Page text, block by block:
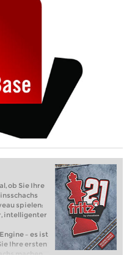
ob Sie Ihre
spielen:
intelligenter
– es ist
Ihre ersten